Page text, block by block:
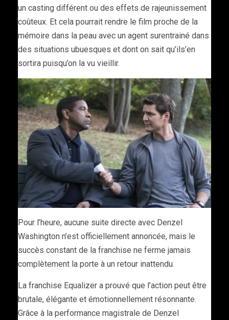
un casting différent ou des effets de rajeunissement
coûteux. Et cela pourrait rendre le film proche de la
mémoire dans la peau avec un agent surentrainé dans
des situations ubuesques et dont on sait qu’ils’en
sortira puisqu’on la vu vieillir.
Pour l’heure, aucune suite directe avec Denzel
Washington n’est officiellement annoncée, mais le
succès constant de la franchise ne ferme jamais
complètement la porte à un retour inattendu.
La franchise Equalizer a prouvé que l’action peut être
brutale, élégante et émotionnellement résonnante.
Grâce à la performance magistrale de Denzel